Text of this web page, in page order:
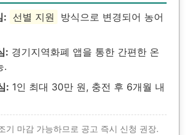
: 선별 지원
방식으로 변경되어 농어
: 경기지역화폐 앱을 통한 간편한 온
.
: 1인 최대 30만 원, 충전 후 6개월 내
기 마감 가능하므로 공고 즉시 신청 권장.